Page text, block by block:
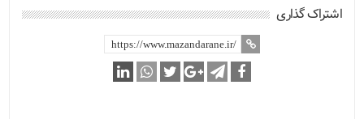
اشتراک گذاری